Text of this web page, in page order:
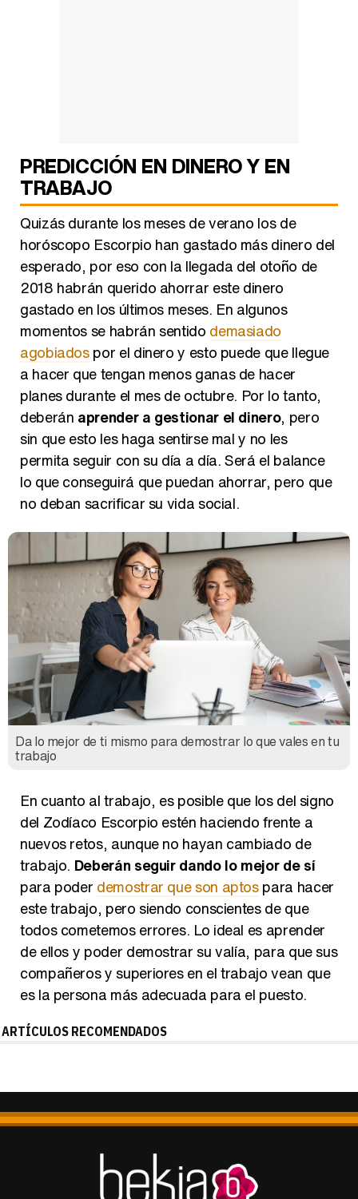
PREDICCIÓN EN DINERO Y EN
TRABAJO
Quizás durante los meses de verano los de
horóscopo Escorpio han gastado más dinero del
esperado, por eso con la llegada del otoño de
2018 habrán querido ahorrar este dinero
gastado en los últimos meses. En algunos
momentos se habrán sentidodemasiado
agobiados por el dinero y esto puede que llegue
a hacer que tengan menos ganas de hacer
planes durante el mes de octubre. Por lo tanto,
deberánaprender a gestionar el dinero, pero
sin que esto les haga sentirse mal y no les
permita seguir con su día a día. Será el balance
lo que conseguirá que puedan ahorrar, pero que
no deban sacrificar su vida social.
Da lo mejor de ti mismo para demostrar lo que vales en tu
trabajo
del Zodíaco Escorpio estén haciendo frente a
nuevos retos, aunque no hayan cambiado de
trabajo.Deberán seguir dando lo mejor de sí
para poderdemostrar que son aptospara hacer
este trabajo, pero siendo conscientes de que
todos cometemos errores. Lo ideal es aprender
de ellos y poder demostrar su valía, para que sus
compañeros y superiores en el trabajo vean que
es la persona más adecuada para el puesto.